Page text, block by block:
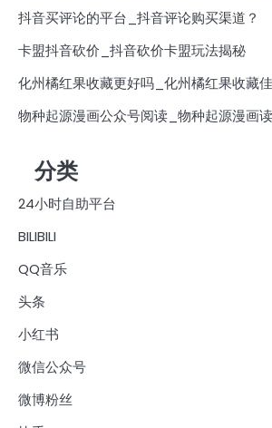
抖音买评论的平台_抖音评论购买渠道？
卡盟抖音砍价_抖音砍价卡盟玩法揭秘
化州橘红果收藏更好吗_化州橘红果收藏
物种起源漫画公众号阅读_物种起源漫画
分类
24小时自助平台
BILIBILI
QQ音乐
头条
小红书
微信公众号
微博粉丝